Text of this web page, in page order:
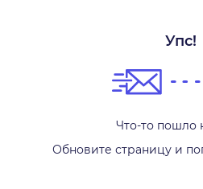
Упс!
Что-то пошло
Обновите страницу и